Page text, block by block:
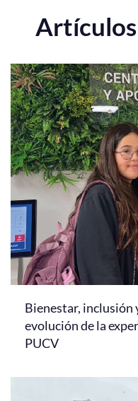
Bienestar, inclusión
evolución de la
PUCV